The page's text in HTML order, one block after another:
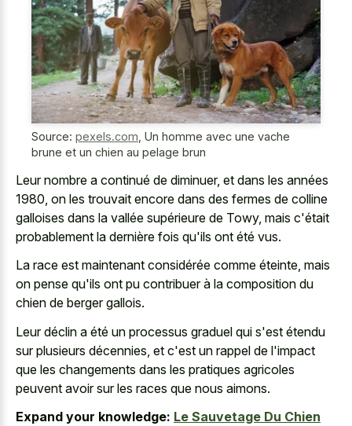
Source: pexels.com Un homme avec une vache
brune et un chien au pelage brun
Leur nombre a continué de diminuer, et dans les années
1980, on les trouvait encore dans des fermes de colline
galloises dans la vallée supérieure de Towy, mais c'était
probablement la dernière fois qu'ils ont été vus.
La race est maintenant considérée comme éteinte, mais
on pense qu'ils ont pu contribuer à la composition du
chien de berger gallois.
Leur déclin a été un processus graduel qui s'est étendu
sur plusieurs décennies, et c'est un rappel de l'impact
que les changements dans les pratiques agricoles
peuvent avoir sur les races que nous aimons.
Expand your knowledge: Le Sauvetage Du Chien